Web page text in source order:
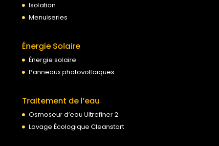
Isolation
Menuiseries
Énergie Solaire
Énergie solaire
Panneaux photovoltaïques
Traitement de l’eau
Osmoseur d’eau Ultrefiner 2
Lavage Écologique Cleanstart